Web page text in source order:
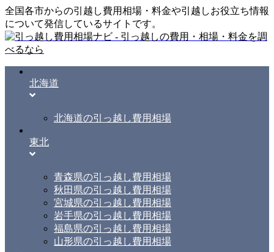
全国各市からの引越し費用相場・料金や引越しお役立ち情報
について発信しているサイトです。
北海道
北海道の引っ越し費用相場
東北
青森県の引っ越し費用相場
秋田県の引っ越し費用相場
宮城県の引っ越し費用相場
岩手県の引っ越し費用相場
福島県の引っ越し費用相場
山形県の引っ越し費用相場